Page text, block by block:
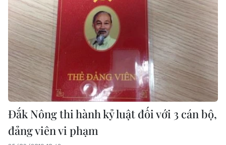
Đắk Nông thi hành kỷ luật đối với 3 cán bộ,
đảng viên vi phạm